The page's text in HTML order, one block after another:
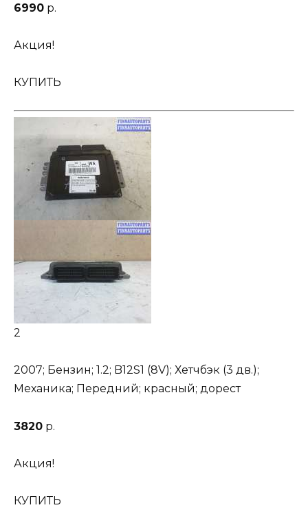
6990 р.
Акция!
КУПИТЬ
2
2007; Бензин; 1.2; B12S1 (8V); Хетчбэк (3 дв.);
Механика; Передний; красный; дорест
3820 р.
Акция!
КУПИТЬ